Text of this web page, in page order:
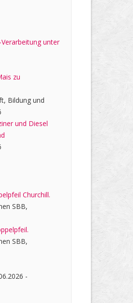
unter
zu
Bildung und
und Diesel
Churchill.
SBB,
SBB,
-